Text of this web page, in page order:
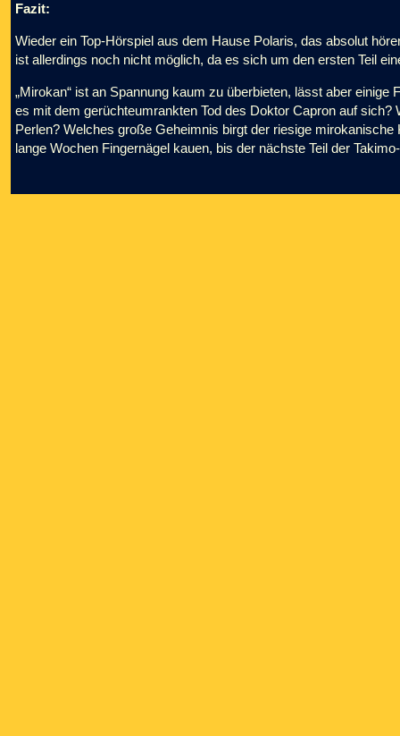
Fazit:
Wieder ein Top-Hörspiel aus dem Hause Polaris, das absolut
ist allerdings noch nicht möglich, da es sich um den ersten Teil
„Mirokan“ ist an Spannung kaum zu überbieten, lässt aber
es mit dem gerüchteumrankten Tod des Doktor Capron auf
Perlen? Welches große Geheimnis birgt der riesige mirokanische
lange Wochen Fingernägel kauen, bis der nächste Teil der